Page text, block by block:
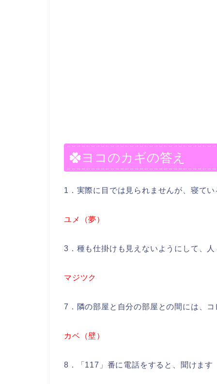
ヨコのカギの答え
1．実際に目では見られませんが、寝て
ユメ（夢）
3．種も仕掛けも見えないようにして、
マジツク
7．隣の部屋と自分の部屋との間には、
カベ（壁）
8．「117」番に電話をすると、聞けます